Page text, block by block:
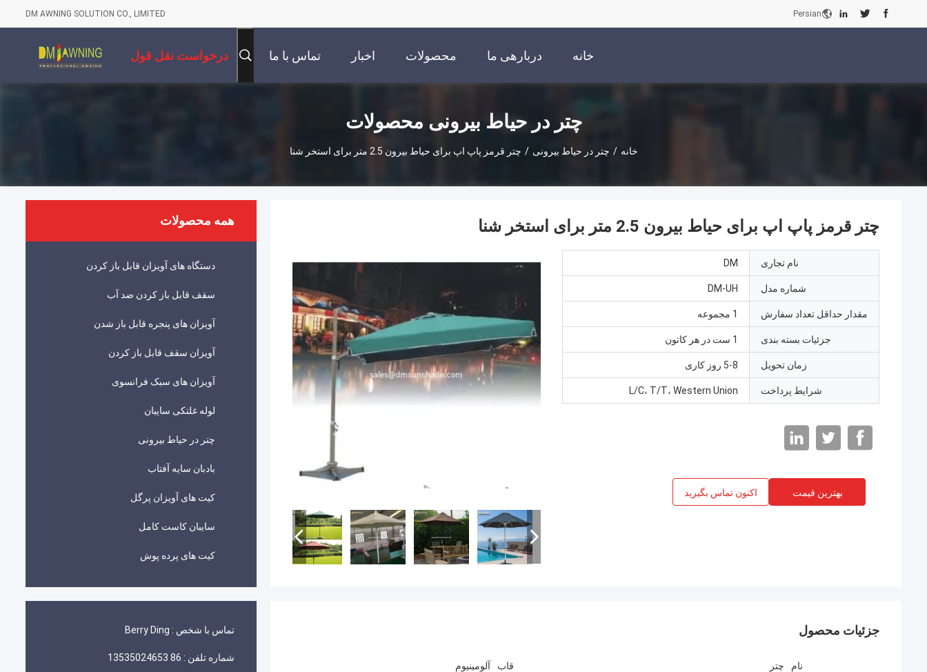
DM AWNING SOLUTION CO., LIMITED Persian
خانه دربارهی ما محصولات اخبار تماس با ما درخواست نقل قول
چتر در حیاط بیرونی محصولات
خانه / چتر در حیاط بیرونی / چتر قرمز پاپ اپ برای حیاط بیرون 2.5 متر برای استخر شنا
همه محصولات
دستگاه های آویزان قابل باز کردن
سقف قابل باز کردن ضد آب
آویزان های پنجره قابل باز شدن
آویزان سقف قابل باز کردن
آویزان های سبک فرانسوی
لوله غلتکی سایبان
چتر در حیاط بیرونی
بادبان سایه آفتاب
کیت های آویزان پرگل
سایبان کاست کامل
کیت های پرده پوش
تماس با شخص : Berry Ding
شماره تلفن : 86 13535024653
چتر قرمز پاپ اپ برای حیاط بیرون 2.5 متر برای استخر شنا
نام تجاری DM
شماره مدل DM-UH
مقدار حداقل تعداد سفارش 1 مجموعه
جزئیات بسته بندی 1 ست در هر کاتون
زمان تحویل 5-8 روز کاری
شرایط پرداخت L/C، T/T، Western Union
بهترین قیمت اکنون تماس بگیرید
جزئیات محصول
نام چتر قاب آلومینیوم